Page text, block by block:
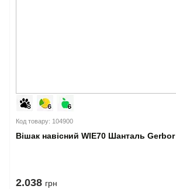
Код товару: 104900
Вішак навісний WIE70 Шанталь Gerbor
2.038 грн